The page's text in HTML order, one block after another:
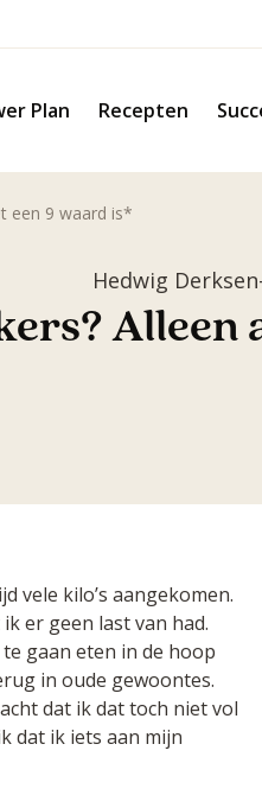
Plan Recepten
een 9 waard is*
Hedwig
Alleen
vele kilo’s aangekomen.
er geen last van had.
gaan eten in de hoop
in oude gewoontes.
dat ik dat toch niet vol
dat ik iets aan mijn